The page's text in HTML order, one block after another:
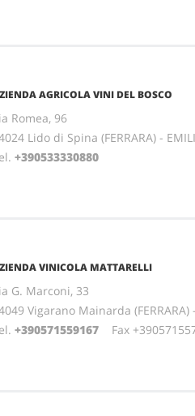
AGRICOLA VINI DEL BOSCO
Romea, 96
Lido di Spina (FERRARA) -
+390533330880
VINICOLA MATTARELLI
G. Marconi, 33
Vigarano Mainarda (FERRARA)
+390571559167 Fax